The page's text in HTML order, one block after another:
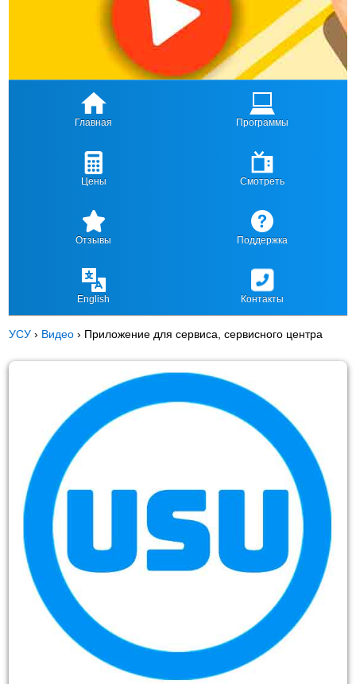
Главная Программы
Цены Смотреть
Отзывы Поддержка
English Контакты
УСУ › Видео › Приложение для сервиса, сервисного центра